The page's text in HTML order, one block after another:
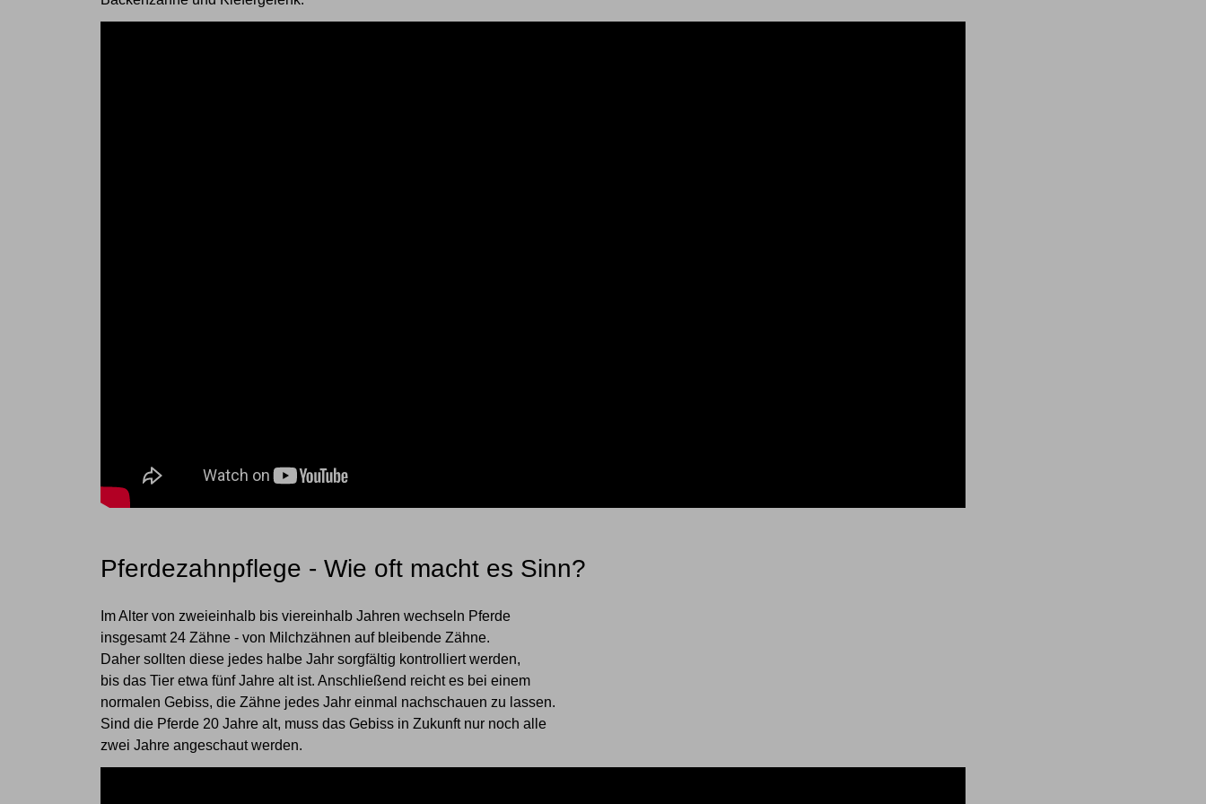
Pferdezahnpflege - Wie oft macht es Sinn?
Im Alter von zweieinhalb bis viereinhalb Jahren wechseln Pferde
insgesamt 24 Zähne - von Milchzähnen auf bleibende Zähne.
Daher sollten diese jedes halbe Jahr sorgfältig kontrolliert werden,
bis das Tier etwa fünf Jahre alt ist. Anschließend reicht es bei einem
normalen Gebiss, die Zähne jedes Jahr einmal nachschauen zu lassen.
Sind die Pferde 20 Jahre alt, muss das Gebiss in Zukunft nur noch alle
zwei Jahre angeschaut werden.